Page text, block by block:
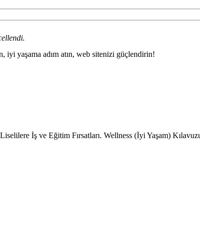
yaşama adım atın, web sitenizi güçlendirin!
İş ve Eğitim Fırsatları. Wellness (İyi Yaşam)